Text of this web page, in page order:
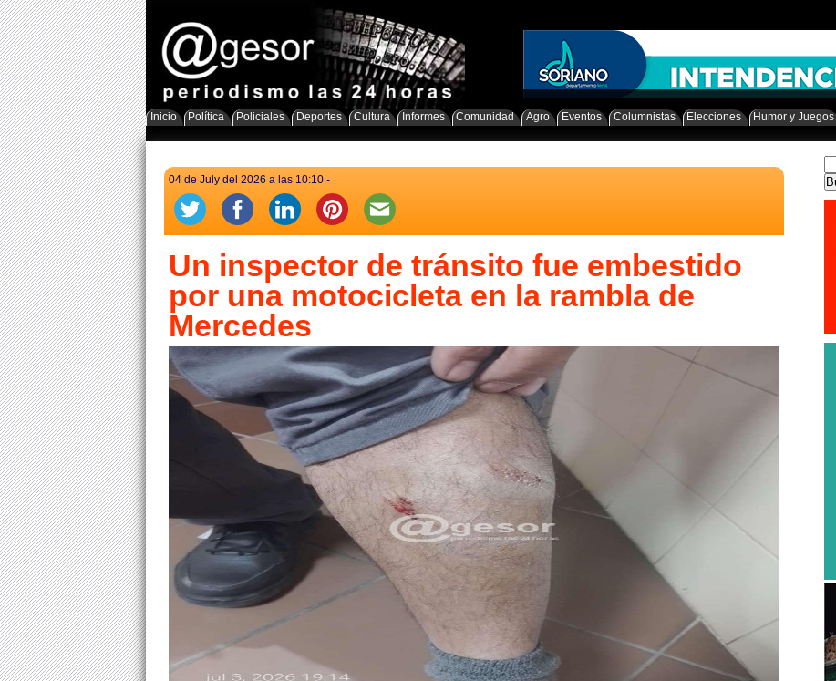
Inicio Política Policiales Deportes Cultura Informes Comunidad Agro Eventos Columnistas Elecciones Humor y Juegos
04 de July del 2026 a las 10:10 -
Un inspector de tránsito fue embestido
por una motocicleta en la rambla de
Mercedes